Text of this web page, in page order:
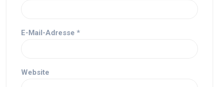
E-Mail-Adresse *
Website